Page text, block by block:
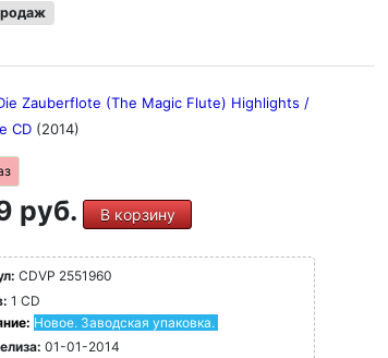
Zauberflote (The Magic Flute) Highlights /
CD (2014)
руб. В корзину
CDVP 2551960
1 CD
Новое. Заводская упаковка.
01-01-2014